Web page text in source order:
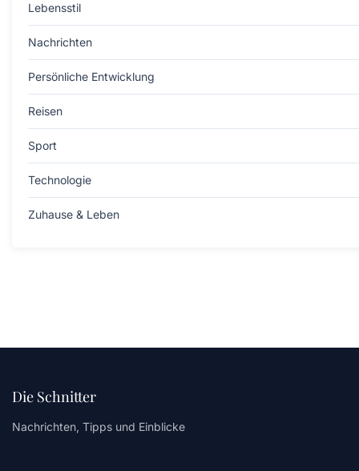
Lebensstil
Nachrichten
Persönliche Entwicklung
Reisen
Sport
Technologie
Zuhause & Leben
Die Schnitter
Nachrichten, Tipps und Einblicke